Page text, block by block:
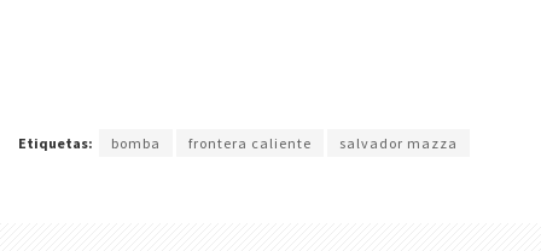
Etiquetas: bomba frontera caliente salvador mazza